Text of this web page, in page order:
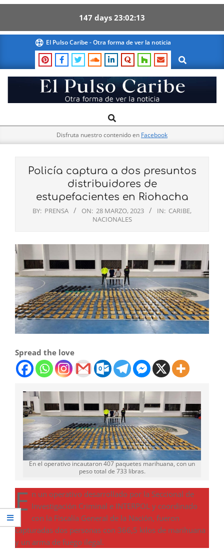
147 days 23 02 12
content
El Pulso Caribe - Otra forma de ver la noticia
Search
El
Pulso
Navigation
Search
Disfruta nuestro contenido en Facebook
Policía captura a dos presuntos
distribuidores de
estupefacientes en Riohacha
BY: PRENSA ON: 28 MARZO, 2023 IN: CARIBE,
NACIONALES
Spread the love
En el operativo incautaron 407 paquetes marihuana, con un
peso total de 733 libras.
E n un operativo desarrollado por la Seccional de
Investigación Criminal e INTERPOL y coordinado
con la Fiscalía General de la Nación, fueron
capturadas dos personas con 366,5 kilos de marihuana
y un arma de fuego ilegal.